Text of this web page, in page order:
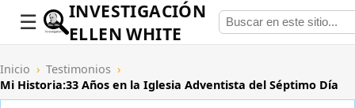
INVESTIGACIÓN
ELLEN WHITE
Inicio › Testimonios ›
Mi Historia:33 Años en la Iglesia Adventista del Séptimo Día